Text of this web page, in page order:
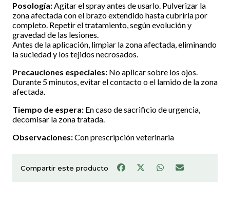
Posología:Agitar el spray antes de usarlo. Pulverizar la
zona afectada con el brazo extendido hasta cubrirla por
completo. Repetir el tratamiento, según evolución y
gravedad de las lesiones.
Antes de la aplicación, limpiar la zona afectada, eliminando
la suciedad y los tejidos necrosados.
Precauciones especiales: No aplicar sobre los ojos.
Durante 5 minutos, evitar el contacto o el lamido de la zona
afectada.
Tiempo de espera: En caso de sacrificio de urgencia,
decomisar la zona tratada.
Observaciones:Con prescripción veterinaria
Compartir este producto